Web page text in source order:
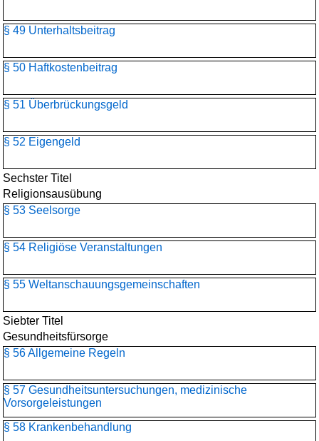
§ 49 Unterhaltsbeitrag
§ 50 Haftkostenbeitrag
§ 51 Überbrückungsgeld
§ 52 Eigengeld
Sechster Titel
Religionsausübung
§ 53 Seelsorge
§ 54 Religiöse Veranstaltungen
§ 55 Weltanschauungs­gemeinschaften
Siebter Titel
Gesundheitsfürsorge
§ 56 Allgemeine Regeln
§ 57 Gesundheitsuntersuchungen, medizinische
Vorsorgeleistungen
§ 58 Krankenbehandlung